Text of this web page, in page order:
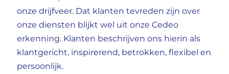
onze drijfveer. Dat klanten tevreden zijn over
onze diensten blijkt wel uit onze Cedeo
erkenning. Klanten beschrijven ons hierin als
klantgericht, inspirerend, betrokken, flexibel en
persoonlijk.